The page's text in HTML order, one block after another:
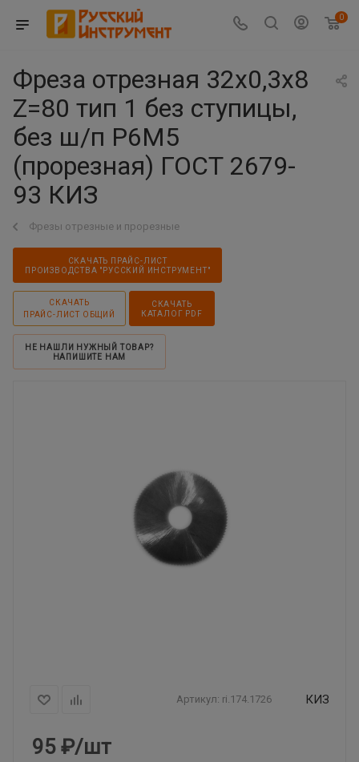
0
Фреза отрезная 32х0,3х8
Z=80 тип 1 без ступицы,
без ш/п Р6М5
(прорезная) ГОСТ 2679-
93 КИЗ
Фрезы отрезные и прорезные
СКАЧАТЬ ПРАЙС-ЛИСТ
ПРОИЗВОДСТВА "РУССКИЙ ИНСТРУМЕНТ"
СКАЧАТЬ
ПРАЙС-ЛИСТ ОБЩИЙ
СКАЧАТЬ
КАТАЛОГ PDF
НЕ НАШЛИ НУЖНЫЙ ТОВАР?
НАПИШИТЕ НАМ
Артикул: ri.174.1726 КИЗ
95 ₽/шт